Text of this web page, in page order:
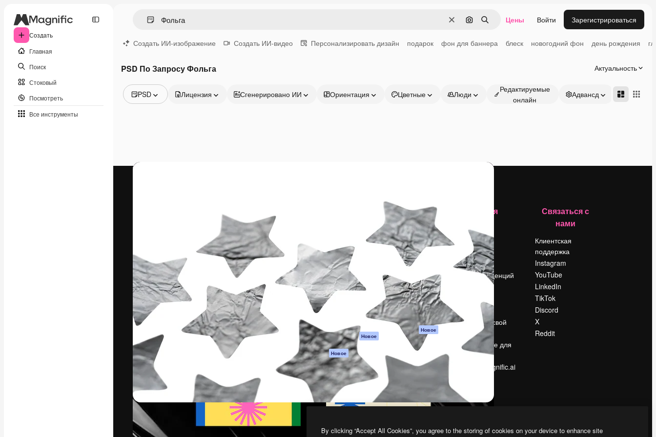
Создать
Главная
Поиск
Стоковый
Посмотреть
Все инструменты
ОчиститьПоиск по изображению
Поиск Цены Войти Зарегистрироваться
Создать ИИ-изображение Создать ИИ-видео Персонализировать дизайн подарок фон для баннера блеск новогодний фон день рождения
PSD По Запросу Фольга Актуальность
PSD
Видео
Лицензия Сгенерировано ИИ Ориентация Цветные Люди
Редактируемые
онлайн
Адвансд
Креативная платформа для создания
ваших лучших работ. Более 1 миллиона
подписчиков среди креаторов,
предприятий, агентств и студий.
Генератор
изображений ИИ
Генератор видео
ИИ
Генератор голоса
на основе ИИ
MCP для
Claude/ChatGPT
Новое
Агенты Новое
API
Мобильное
приложение
Все инструменты
Начать
Academy
Документация по
Пакету ИИ
Служба
поддержки
Условия и
положения
Политика
конфиденциальности
Оригиналы Новое
Политика файлов
Центр доверия
Партнеры
Предприятие
Компания
Цены
О нас
Reviews
Вакансии
Поиск тенденций
Slidesgo
Продайте свой
контент
Помещение для
прессы
Ищете magnific.ai
Связаться с
нами
Клиентская
поддержка
Instagram
YouTube
LinkedIn
TikTok
Discord
X
Reddit
By clicking “Accept All Cookies”, you agree to the storing of cookies on your device to enhance site